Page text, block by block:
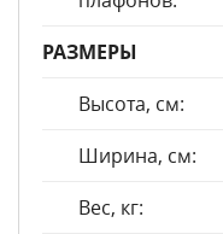
РАЗМЕРЫ
Высота, см:
Ширина, см:
Вес, кг: